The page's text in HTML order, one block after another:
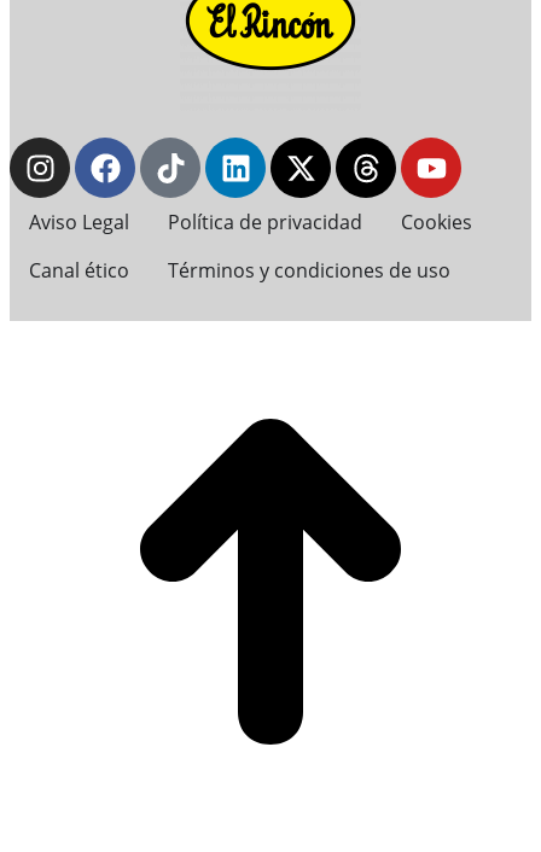
Aviso Legal Política de privacidad
Cookies
Canal ético
Términos y condiciones de uso